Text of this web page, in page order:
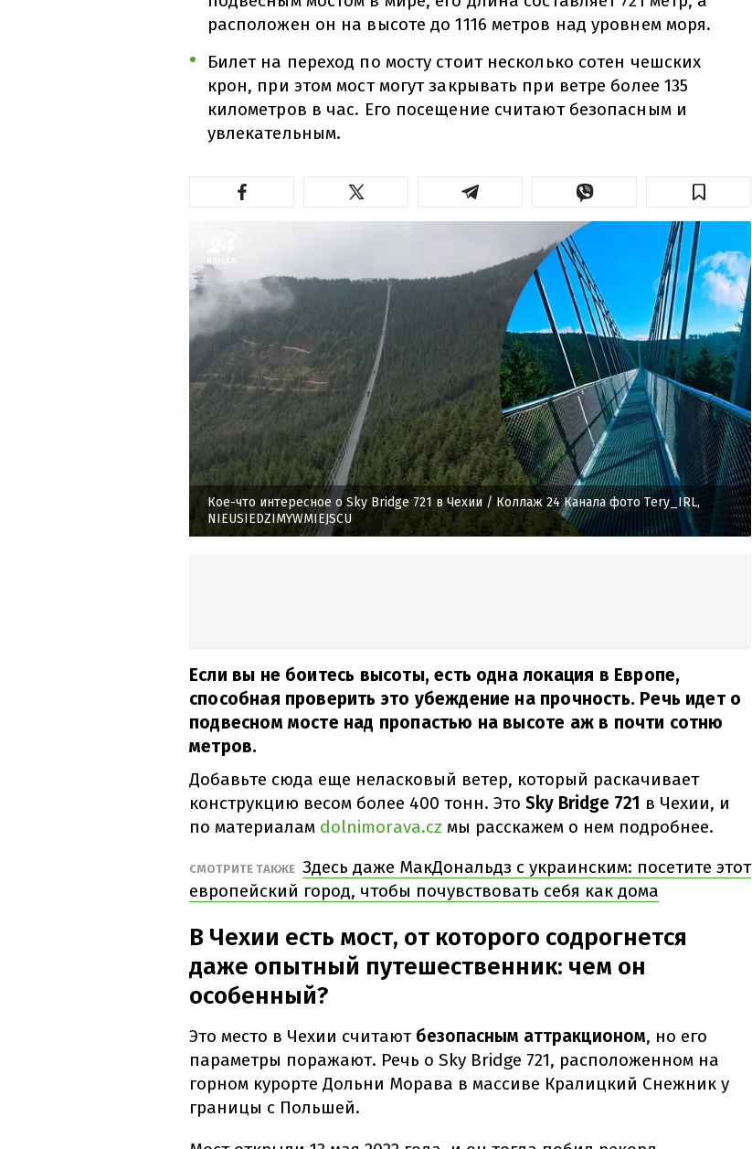
расположен он на высоте до 1116 метров над уровнем моря.
Билет на переход по мосту стоит несколько сотен чешских
крон, при этом мост могут закрывать при ветре более 135
километров в час. Его посещение считают безопасным и
увлекательным.
Кое-что интересное о Sky Bridge 721 в Чехии / Коллаж 24 Канала фото Tery_IRL,
NIEUSIEDZIMYWMIEJSCU
Если вы не боитесь высоты, есть одна локация в Европе,
способная проверить это убеждение на прочность. Речь идет о
подвесном мосте над пропастью на высоте аж в почти сотню
метров.
Добавьте сюда еще неласковый ветер, который раскачивает
конструкцию весом более 400 тонн. Это Sky Bridge 721 в Чехии, и
по материалам dolnimorava.cz мы расскажем о нем подробнее.
СМОТРИТЕ ТАКЖЕ Здесь даже МакДональдз с украинским: посетите этот
европейский город, чтобы почувствовать себя как дома
В Чехии есть мост, от которого содрогнется
даже опытный путешественник: чем он
особенный?
Это место в Чехии считают безопасным аттракционом, но его
параметры поражают. Речь о Sky Bridge 721, расположенном на
горном курорте Дольни Морава в массиве Кралицкий Снежник у
границы с Польшей.